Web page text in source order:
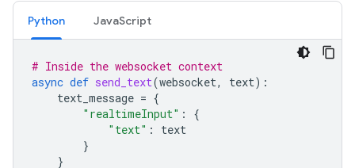
Python JavaScript
# Inside the websocket context
async def send_text(websocket, text):
text_message = {
"realtimeInput" :
{
"text" :
text
}
}